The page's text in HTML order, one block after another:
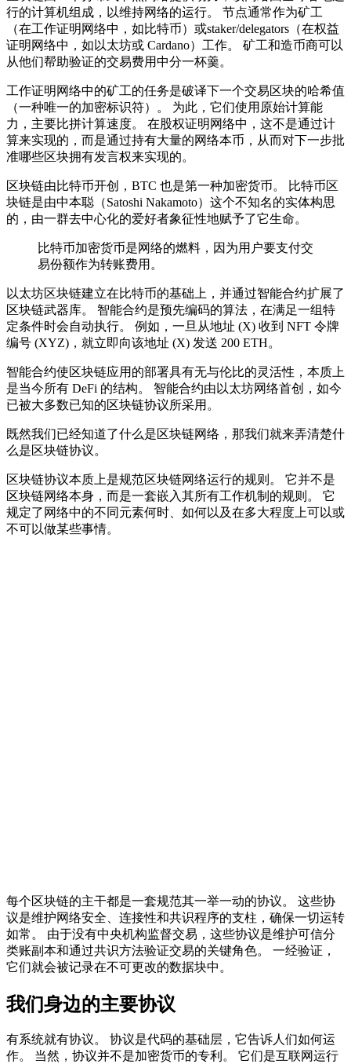
行的计算机组成，以维持网络的运行。 节点通常作为矿工
（在工作证明网络中，如比特币）或staker/delegators（在权益
证明网络中，如以太坊或 Cardano）工作。 矿工和造币商可以
从他们帮助验证的交易费用中分一杯羹。
工作证明网络中的矿工的任务是破译下一个交易区块的哈希值
（一种唯一的加密标识符）。 为此，它们使用原始计算能
力，主要比拼计算速度。 在股权证明网络中，这不是通过计
算来实现的，而是通过持有大量的网络本币，从而对下一步批
准哪些区块拥有发言权来实现的。
区块链由比特币开创，BTC 也是第一种加密货币。 比特币区
块链是由中本聪（Satoshi Nakamoto）这个不知名的实体构思
的，由一群去中心化的爱好者象征性地赋予了它生命。
比特币加密货币是网络的燃料，因为用户要支付交
易份额作为转账费用。
以太坊区块链建立在比特币的基础上，并通过智能合约扩展了
区块链武器库。 智能合约是预先编码的算法，在满足一组特
定条件时会自动执行。 例如，一旦从地址 (X) 收到 NFT 令牌
编号 (XYZ)，就立即向该地址 (X) 发送 200 ETH。
智能合约使区块链应用的部署具有无与伦比的灵活性，本质上
是当今所有 DeFi 的结构。 智能合约由以太坊网络首创，如今
已被大多数已知的区块链协议所采用。
既然我们已经知道了什么是区块链网络，那我们就来弄清楚什
么是区块链协议。
区块链协议本质上是规范区块链网络运行的规则。 它并不是
区块链网络本身，而是一套嵌入其所有工作机制的规则。 它
规定了网络中的不同元素何时、如何以及在多大程度上可以或
不可以做某些事情。
每个区块链的主干都是一套规范其一举一动的协议。 这些协
议是维护网络安全、连接性和共识程序的支柱，确保一切运转
如常。 由于没有中央机构监督交易，这些协议是维护可信分
类账副本和通过共识方法验证交易的关键角色。 一经验证，
它们就会被记录在不可更改的数据块中。
我们身边的主要协议
有系统就有协议。 协议是代码的基础层，它告诉人们如何运
作。 当然，协议并不是加密货币的专利。 它们是互联网运行